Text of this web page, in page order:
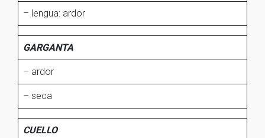
– lengua: ardor
GARGANTA
– ardor
– seca
CUELLO